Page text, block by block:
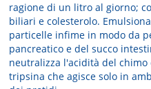
ragione di un litro al giorno;
biliari e colesterolo.
particelle infime in modo da
pancreatico e del succo
neutralizza l'acidità del
tripsina che agisce solo in